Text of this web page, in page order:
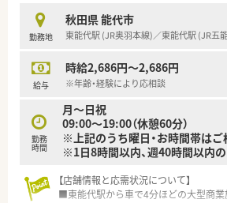
キルを幅広く向上させたい方に適してい
■地域密着型の店舗で患者様との距離
サービスを提供したい方にぴったりで
勤務地
秋田県 能代市
東能代駅 (JR奥羽本線)／東能代駅 (JR五
給与
時給2,686円～2,686円
※年齢・経験により応相談
勤務
時間
月～日祝
09:00～19:00（休憩60分）
※上記のうち曜日・お時間帯はご
※1日8時間以内、週40時間以内
【店舗情報と応需状況について】
■東能代駅から車で4分ほどの大型商業